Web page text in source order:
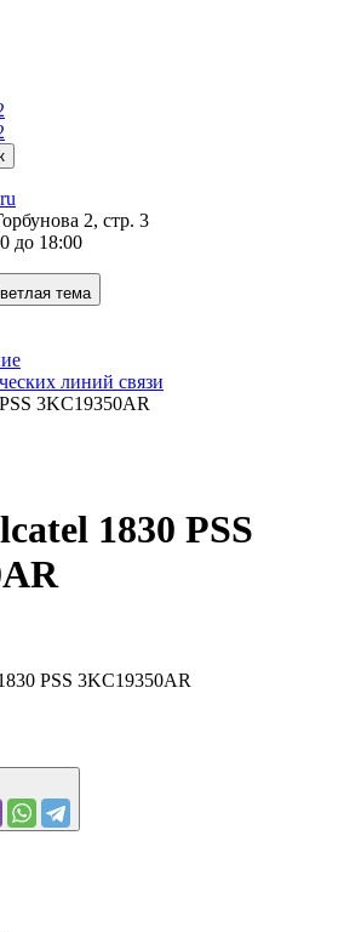
2, стр. 3
до 18:00
тема
линий связи
3KC19350AR
1830 PSS
PSS 3KC19350AR